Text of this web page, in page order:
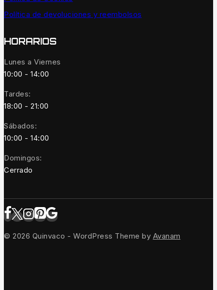
Política de devoluciones y reembolsos
HORARIOS
Lunes a Viernes
10:00 - 14:00
Tardes:
18:00 - 21:00
Sábados:
10:00 - 14:00
Domingos:
Cerrado
© 2026 Quinvaco - WordPress Theme by Avanam